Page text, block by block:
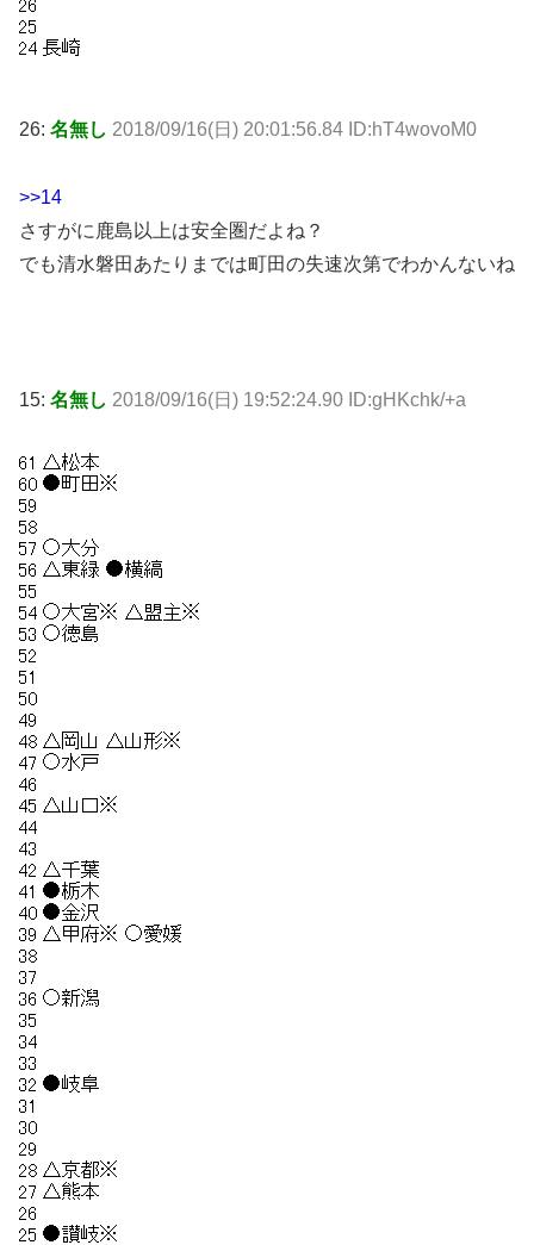
26: 名無し 2018/09/16(日) 20:01:56.84 ID:hT4wovoM0
>>14
さすがに鹿島以上は安全圏だよね？
でも清水磐田あたりまでは町田の失速次第でわかんないね
15: 名無し 2018/09/16(日) 19:52:24.90 ID:gHKchk/+a